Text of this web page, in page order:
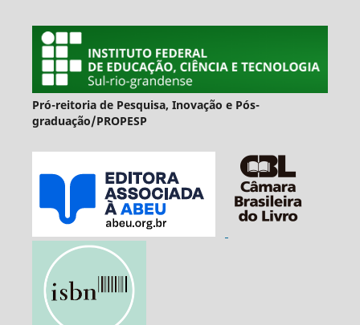
Pró-reitoria de Pesquisa, Inovação e Pós-
graduação/PROPESP